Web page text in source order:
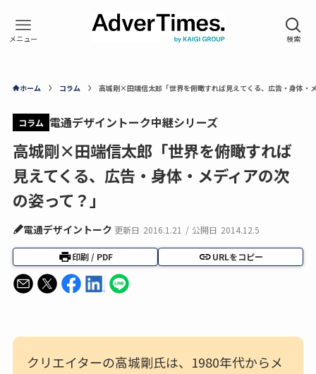
ホーム コラム 高城剛×田端信太郎「世界を俯瞰すれば見えてくる、広告・身体・
コラム 電通デザイントーク中継シリーズ
高城剛×田端信太郎「世界を俯瞰すれば
見えてくる、広告・身体・メディアの次
の姿って？」
電通デザイントーク 更新日 2016.1.21 / 公開日 2014.12.5
印刷 / PDF URLをコピー
クリエイターの高城剛氏は、1980年代からメ